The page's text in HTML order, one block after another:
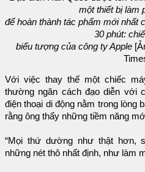
một thiết bị làm
để hoàn thành tác phẩm mới nhất
30 phút:
biểu tượng của công ty Apple
Với việc thay thế một chiếc
thường ngăn cách đạo diễn với
điện thoại di động nằm trong lòng
rằng ông thấy những tiềm năng
“Mọi thứ dường như thật hơn,
những nét thô nhất định, như làm